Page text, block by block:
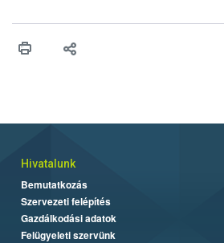
érésű szőlőkben is legyen lehetőség a
felhasználók számára is elérhető és
Hivatalunk
Bemutatkozás
Szervezeti felépítés
Gazdálkodási adatok
Felügyeleti szervünk